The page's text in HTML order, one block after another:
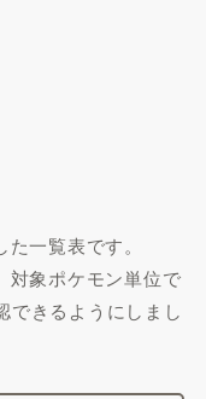
一覧表です。
対象ポケモン単位で
できるようにしまし